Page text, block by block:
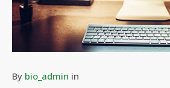
By bio_admin in